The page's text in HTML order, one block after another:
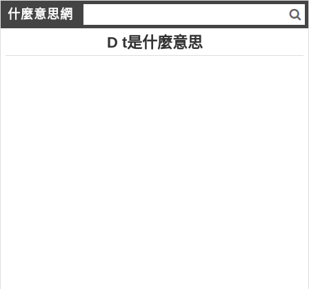
什麼意思網
D t是什麼意思